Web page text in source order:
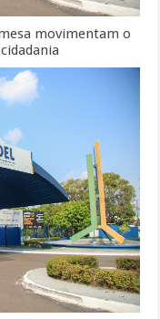
movimentam o